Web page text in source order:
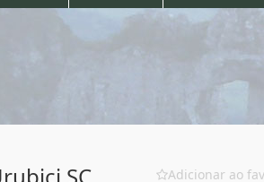
Adicionar ao